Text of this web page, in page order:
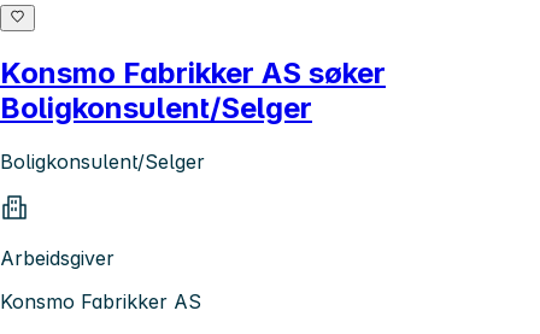
Konsmo Fabrikker AS søker
Boligkonsulent/Selger
Boligkonsulent/Selger
Arbeidsgiver
Konsmo Fabrikker AS